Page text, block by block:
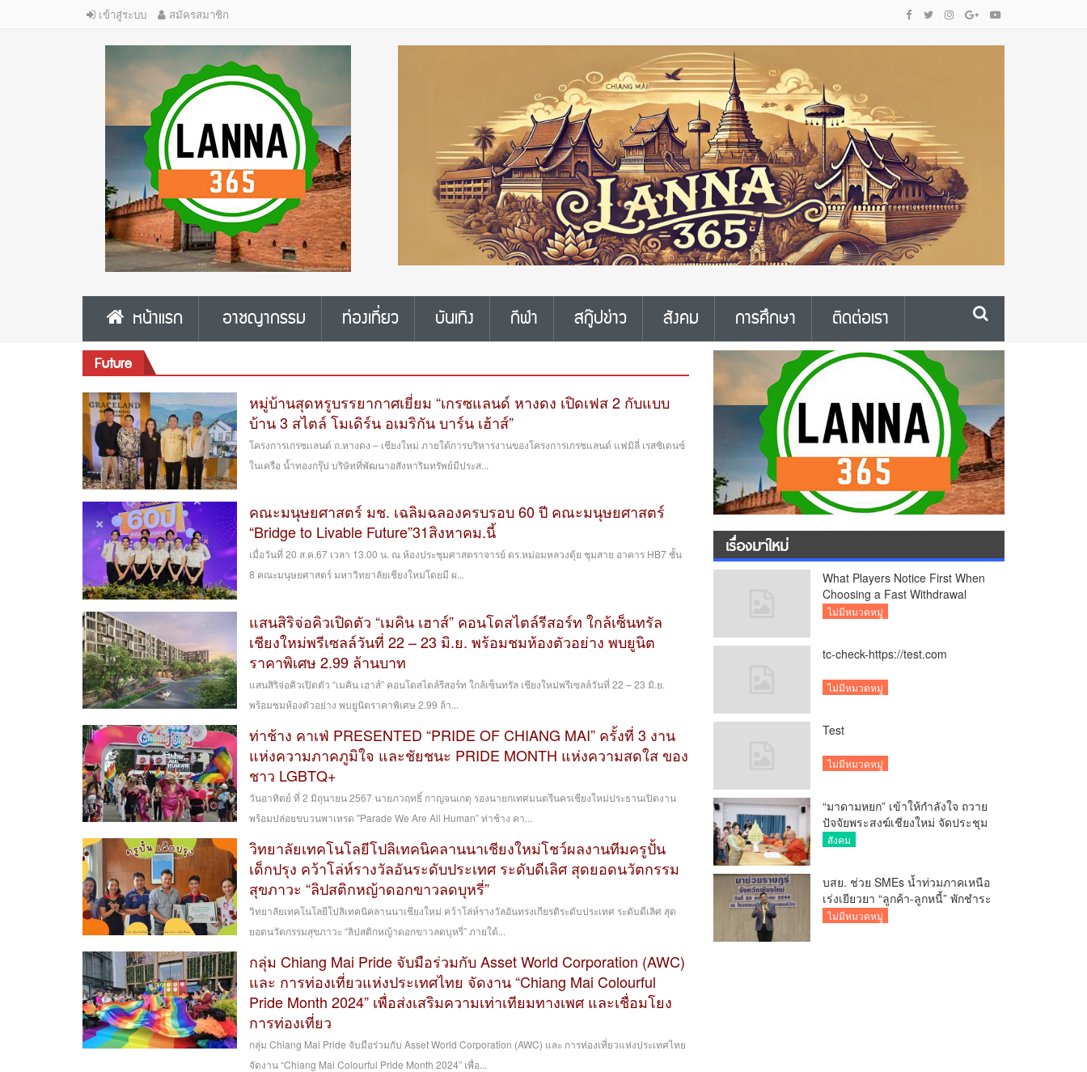
เข้าสู่ระบบ สมัครสมาชิก
หน้าแรก อาชญากรรม ท่องเที่ยว บันเทิง กีฬา สกู๊ปข่าว สังคม การศึกษา ติดต่อเรา
Future
หมู่บ้านสุดหรูบรรยากาศเยี่ยม “เกรซแลนด์ หางดง เปิดเฟส 2 กับแบบ
บ้าน 3 สไตล์ โมเดิร์น อเมริกัน บาร์น เฮ้าส์”
โครงการเกรซเเลนด์ ถ.หางดง – เชียงใหม่ ภายใต้การบริหารงานของโครงการเกรซแลนด์ แฟมิลี่ เรสซิเดนซ์
ในเครือ น้ำทองกรุ๊ป บริษัทที่พัฒนาอสังหาริมทรัพย์มีประส...
คณะมนุษยศาสตร์ มช. เฉลิมฉลองครบรอบ 60 ปี คณะมนุษยศาสตร์
“Bridge to Livable Future”31สิงหาคม.นี้
เมื่อ​วันที่​ 20 ส.ค.67 เวลา 13.00 ​น. ณ ห้องประชุมศาสตราจารย์ ดร.หม่อมหลวงตุ้ย ชุมสาย อาคาร HB7 ชั้น
8 คณะมนุษยศาสตร์ ​มหา​วิทยาลัย​เชียงใหม่โดยมี​ ผ...
แสนสิริจ่อคิวเปิดตัว “เมคิน เฮาส์” คอนโดสไตล์รีสอร์ท ใกล้เซ็นทรัล
เชียงใหม่พรีเซลล์วันที่ 22 – 23 มิ.ย. พร้อมชมห้องตัวอย่าง พบยูนิต
ราคาพิเศษ 2.99 ล้านบาท
แสนสิริจ่อคิวเปิดตัว “เมคิน เฮาส์” คอนโดสไตล์รีสอร์ท ใกล้เซ็นทรัล เชียงใหม่พรีเซลล์วันที่ 22 – 23 มิ.ย.
พร้อมชมห้องตัวอย่าง พบยูนิตราคาพิเศษ 2.99 ล้า...
ท่าช้าง คาเฟ่ PRESENTED “PRIDE OF CHIANG MAI” ครั้งที่ 3 งาน
แห่งความภาคภูมิใจ และชัยชนะ PRIDE MONTH แห่งความสดใส ของ
ชาว LGBTQ+
วันอาทิตย์ ที่ 2 มิถุนายน 2567 นายภวฤทธิ์ กาญจนเกตุ รองนายกเทศมนตรีนครเชียงใหม่ประธานเปิดงาน
พร้อมปล่อยขบวนพาเหรด "Parade We Are All Human” ท่าช้าง คา...
วิทยาลัยเทคโนโลยีโปลิเทคนิคลานนาเชียงใหม่โชว์ผลงานทีมครูปั้น
เด็กปรุง คว้าโล่ห์รางวัลอันระดับประเทศ ระดับดีเลิศ สุดยอดนวัตกรรม
สุขภาวะ “ลิปสติกหญ้าดอกขาวลดบุหรี่”
วิทยาลัยเทคโนโลยีโปลิเทคนิคลานนาเชียงใหม่ คว้าโล่ห์รางวัลอันทรงเกียรติระดับประเทศ ระดับดีเลิศ สุด
ยอดนวัตกรรมสุขภาวะ “ลิปสติกหญ้าดอกขาวลดบุหรี่” ภายใต้...
กลุ่ม Chiang Mai Pride จับมือร่วมกับ Asset World Corporation (AWC)
และ การท่องเที่ยวแห่งประเทศไทย จัดงาน “Chiang Mai Colourful
Pride Month 2024” เพื่อส่งเสริมความเท่าเทียมทางเพศ และเชื่อมโยง
การท่องเที่ยว
กลุ่ม Chiang Mai Pride จับมือร่วมกับ Asset World Corporation (AWC) และ การท่องเที่ยวแห่งประเทศไทย
จัดงาน “Chiang Mai Colourful Pride Month 2024” เพื่อ...
เรื่องมาใหม่
What Players Notice First When
Choosing a Fast Withdrawal
Casino UK
ไม่มีหมวดหมู่
tc-check-https://test.com
ไม่มีหมวดหมู่
Test
ไม่มีหมวดหมู่
“มาดามหยก” เข้าให้กำลังใจ ถวาย
ปัจจัยพระสงฆ์เชียงใหม่ จัดประชุม
ทำบัญชีรายรับรายจ่ายของวัด กว่า
สังคม
บสย. ช่วย SMEs น้ำท่วมภาคเหนือ
เร่งเยียวยา “ลูกค้า-ลูกหนี้” พักชำระ
ค่าธรรมเนียม-ค่างวด
ไม่มีหมวดหมู่